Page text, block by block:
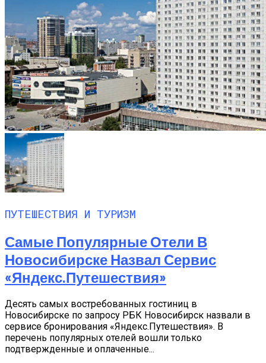
ПУТЕШЕСТВИЯ И ТУРИЗМ
Самые Популярные Отели В
Новосибирске Назвал Сервис
«Яндекс.Путешествия»
Десять самых востребованных гостиниц в
Новосибирске по запросу РБК Новосибирск назвали в
сервисе бронирования «Яндекс.Путешествия». В
перечень популярных отелей вошли только
подтвержденные и оплаченные...